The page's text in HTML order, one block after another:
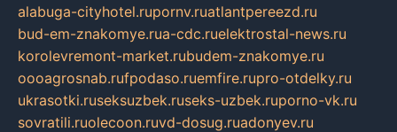
alabuga-cityhotel.rupornv.ruatlantpereezd.ru
bud-em-znakomye.rua-cdc.ruelektrostal-news.ru
korolevremont-market.rubudem-znakomye.ru
oooagrosnab.rufpodaso.ruemfire.rupro-otdelky.ru
ukrasotki.ruseksuzbek.ruseks-uzbek.ruporno-vk.ru
sovratili.ruolecoon.ruvd-dosug.ruadonyev.ru